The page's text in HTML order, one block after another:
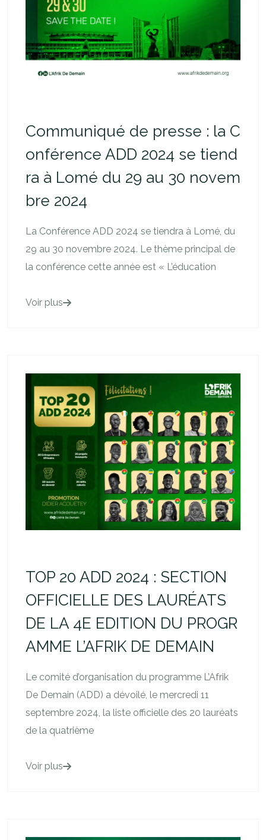
Communiqué de presse : la C
onférence ADD 2024 se tiend
ra à Lomé du 29 au 30 novem
bre 2024
La Conférence ADD 2024 se tiendra à Lomé, du
29 au 30 novembre 2024. Le thème principal de
la conférence cette année est « L’éducation
Voir plus
TOP 20 ADD 2024 : SECTION
OFFICIELLE DES LAURÉATS
DE LA 4E EDITION DU PROGR
AMME L’AFRIK DE DEMAIN
Le comité d’organisation du programme L’Afrik
De Demain (ADD) a dévoilé, le mercredi 11
septembre 2024, la liste officielle des 20 lauréats
de la quatrième
Voir plus